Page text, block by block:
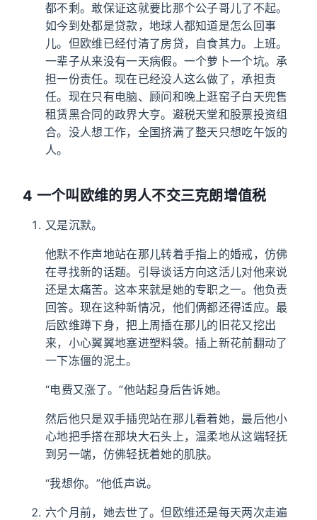
都不剩。敢保证这就要比那个公子哥儿了不起。
如今到处都是贷款，地球人都知道是怎么回事
儿。但欧维已经付清了房贷，自食其力。上班。
一辈子从来没有一天病假。一个萝卜一个坑。承
担一份责任。现在已经没人这么做了，承担责
任。现在只有电脑、顾问和晚上逛窑子白天兜售
租赁黑合同的政界大亨。避税天堂和股票投资组
合。没人想工作，全国挤满了整天只想吃午饭的
人。
4 一个叫欧维的男人不交三克朗增值税
又是沉默。
他默不作声地站在那儿转着手指上的婚戒，仿佛
在寻找新的话题。引导谈话方向这活儿对他来说
还是太痛苦。这本来就是她的专职之一。他负责
回答。现在这种新情况，他们俩都还得适应。最
后欧维蹲下身，把上周插在那儿的旧花又挖出
来，小心翼翼地塞进塑料袋。插上新花前翻动了
一下冻僵的泥土。
“电费又涨了。”他站起身后告诉她。
然后他只是双手插兜站在那儿看着她，最后他小
心地把手搭在那块大石头上，温柔地从这端轻抚
到另一端，仿佛轻抚着她的肌肤。
“我想你。”他低声说。
六个月前，她去世了。但欧维还是每天两次走遍